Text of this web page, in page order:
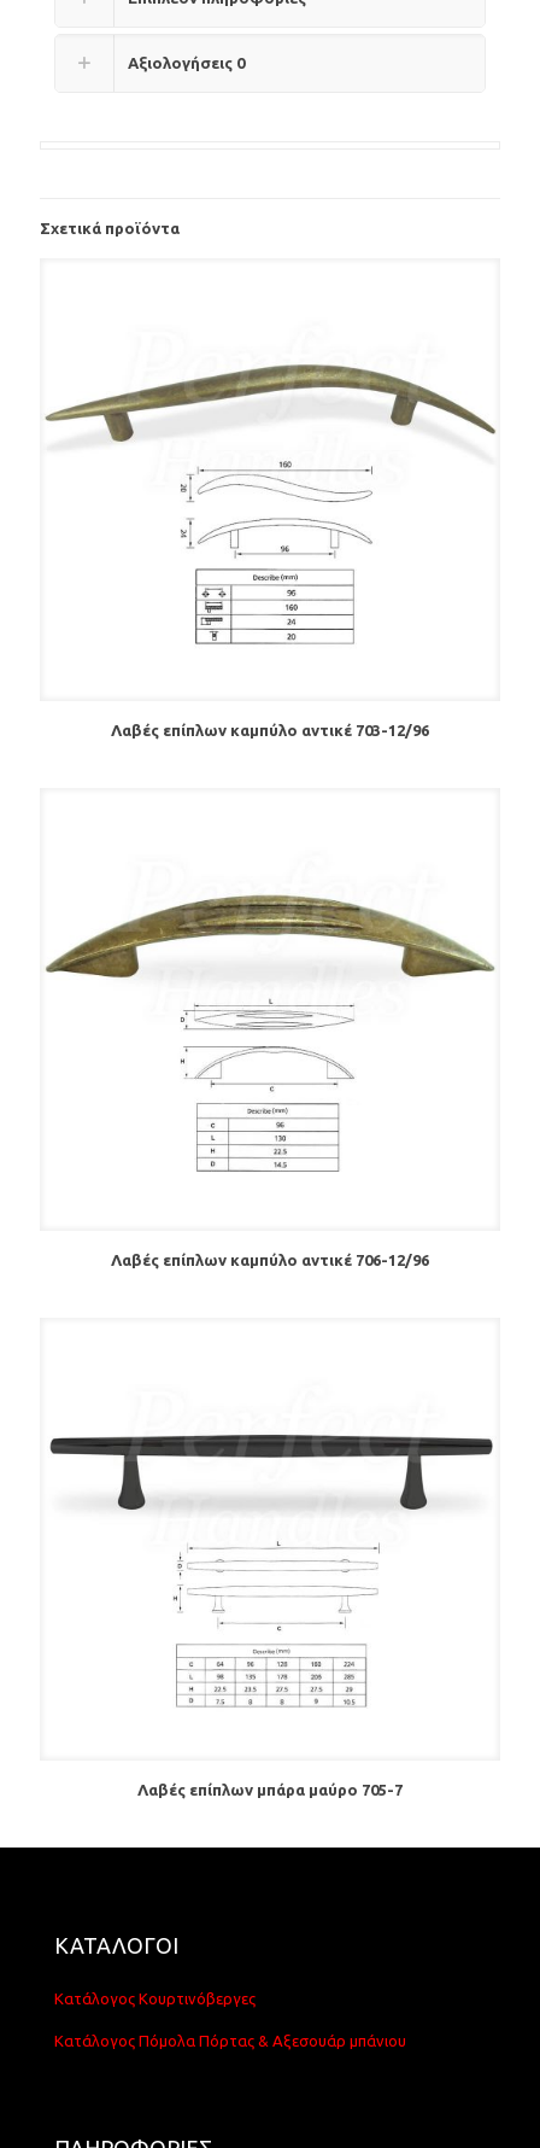
Αξιολογήσεις 0
Σχετικά προϊόντα
Λαβές επίπλων καμπύλο αντικέ 703-12/96
Λαβές επίπλων καμπύλο αντικέ 706-12/96
Λαβές επίπλων μπάρα μαύρο 705-7
ΚΑΤΑΛΟΓΟΙ
Κατάλογος Κουρτινόβεργες
Κατάλογος Πόμολα Πόρτας & Αξεσουάρ μπάνιου